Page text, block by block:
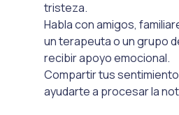
tristeza.
Habla con amigos,
un terapeuta o un grupo
recibir apoyo emocional.
Compartir tus
ayudarte a procesar la